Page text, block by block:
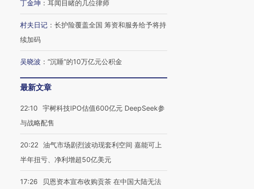
丁金坤 ： 耳闻目睹的几位律师
村夫日记 ： 长护险覆盖全国 筹资和服务给予将持
续加码
吴晓波 ： “沉睡”的10万亿元公积金
最新文章
22:10
宇树科技IPO估值600亿元 DeepSeek参
与战略配售
20:22 油气市场剧烈波动现套利空间 嘉能可上
半年扭亏、净利增超50亿美元
17:26
贝恩资本宣布收购贡茶 在中国大陆无法